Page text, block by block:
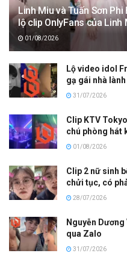
Linh Miu và Tuấn Sơn
lộ clip OnlyFans của Linh
01/08/2026
Lộ video idol
gạ gái nhà lành
31/07/2026
Clip KTV
chú phòng hát
01/08/2026
Clip 2 nữ sinh
chửi tục, có
28/07/2026
Nguyễn
qua Zalo
31/07/2026